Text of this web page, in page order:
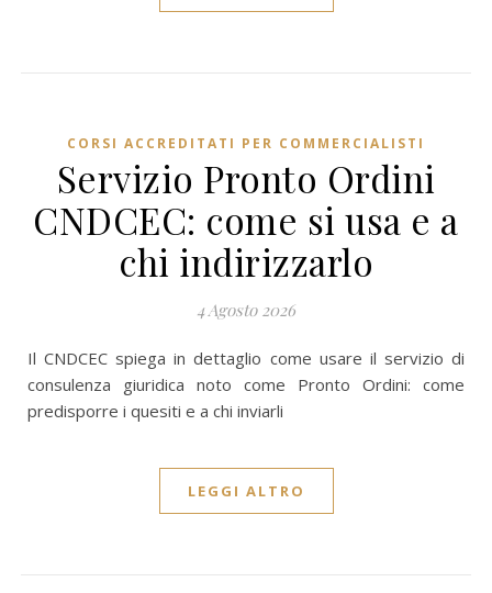
CORSI ACCREDITATI PER COMMERCIALISTI
Servizio Pronto Ordini
CNDCEC: come si usa e a
chi indirizzarlo
4 Agosto 2026
Il CNDCEC spiega in dettaglio come usare il servizio di
consulenza giuridica noto come Pronto Ordini: come
predisporre i quesiti e a chi inviarli
LEGGI ALTRO